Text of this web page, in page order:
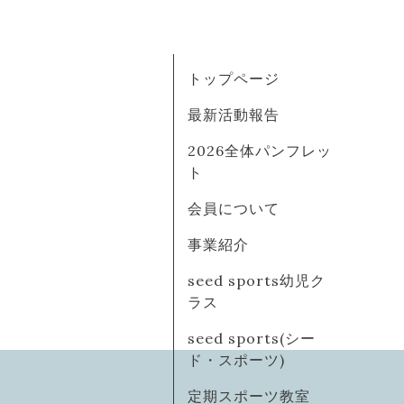
トップページ
最新活動報告
2026全体パンフレッ
ト
会員について
事業紹介
seed sports幼児ク
ラス
seed sports(シー
ド・スポーツ)
定期スポーツ教室